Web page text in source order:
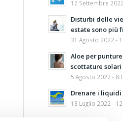
12 Settembre
Disturbi delle
estate sono più
31 Agosto 2022 -
Aloe per
scottature solari
5 Agosto 2022 -
Drenare i liquidi
13 Luglio 2022 -